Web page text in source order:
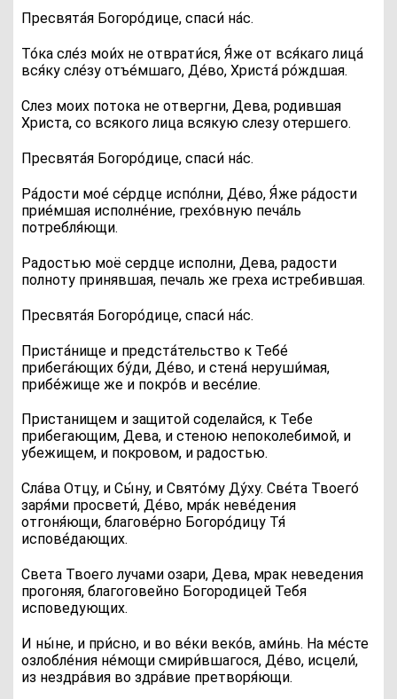
Пресвята́я Богоро́дице, спаси́ на́с.
То́ка сле́з мои́х не отврати́ся, Я́же от вся́каго лица́
вся́ку сле́зу отъе́мшаго, Де́во, Христа́ ро́ждшая.
Слез моих потока не отвергни, Дева, родившая
Христа, со всякого лица всякую слезу отершего.
Пресвята́я Богоро́дице, спаси́ на́с.
Ра́дости мое́ се́рдце испо́лни, Де́во, Я́же ра́дости
прие́мшая исполне́ние, грехо́вную печа́ль
потребля́ющи.
Радостью моё сердце исполни, Дева, радости
полноту принявшая, печаль же греха истребившая.
Пресвята́я Богоро́дице, спаси́ на́с.
Приста́нище и предста́тельство к Тебе́
прибега́ющих бу́ди, Де́во, и стена́ неруши́мая,
прибе́жище же и покро́в и весе́лие.
Пристанищем и защитой соделайся, к Тебе
прибегающим, Дева, и стеною непоколебимой, и
убежищем, и покровом, и радостью.
Сла́ва Отцу, и Сы́ну, и Свято́му Ду́ху. Све́та Твоего́
заря́ми просвети́, Де́во, мра́к неве́дения
отгоня́ющи, благове́рно Богоро́дицу Тя́
испове́дающих.
Света Твоего лучами озари, Дева, мрак неведения
прогоняя, благоговейно Богородицей Тебя
исповедующих.
И ны́не, и при́сно, и во ве́ки веко́в, ами́нь. На ме́сте
озлобле́ния не́мощи смири́вшагося, Де́во, исцели́,
из нездра́вия во здра́вие претворя́ющи.